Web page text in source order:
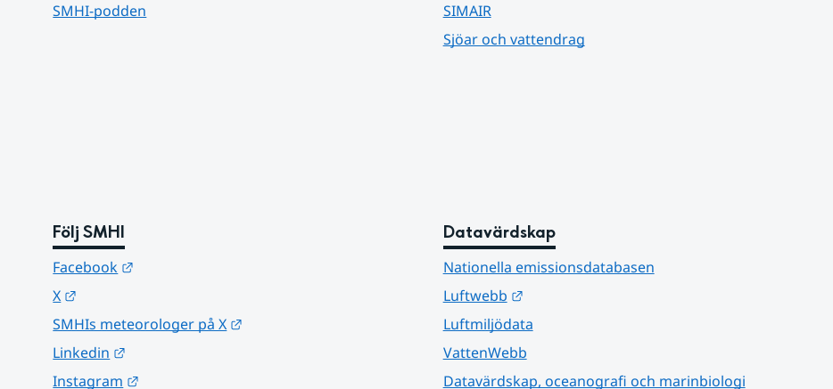
SMHI-podden
SIMAIR
Sjöar och vattendrag
Följ SMHI
Facebook
X
SMHIs meteorologer på X
Linkedin
Instagram
Datavärdskap
Nationella emissionsdatabasen
Luftwebb
Länk till annan webbplats.
Luftmiljödata
VattenWebb
Datavärdskap, oceanografi och marinbiologi